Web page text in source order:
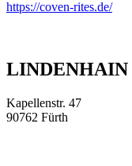
https://coven-rites.de/
LINDENHAIN
Kapellenstr. 47
90762 Fürth